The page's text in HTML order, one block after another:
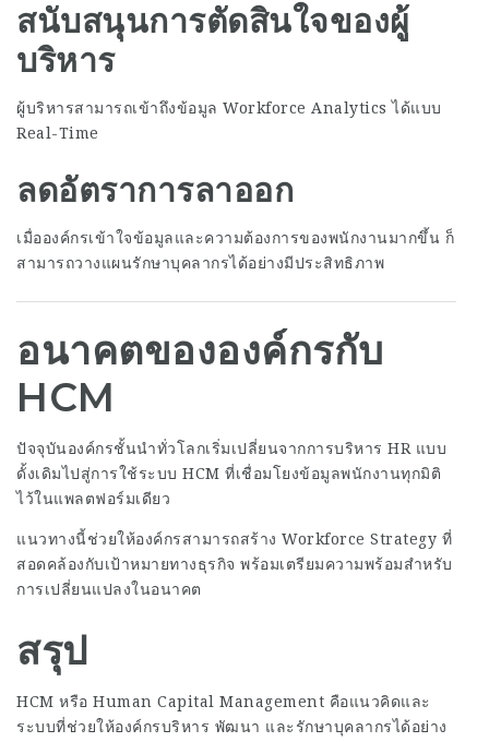
สนับสนุนการตัดสินใจของผู้
บริหาร
ผู้บริหารสามารถเข้าถึงข้อมูล Workforce Analytics ได้แบบ
Real-Time
ลดอัตราการลาออก
เมื่อองค์กรเข้าใจข้อมูลและความต้องการของพนักงานมากขึ้น ก็
สามารถวางแผนรักษาบุคลากรได้อย่างมีประสิทธิภาพ
อนาคตขององค์กรกับ
HCM
ปัจจุบันองค์กรชั้นนำทั่วโลกเริ่มเปลี่ยนจากการบริหาร HR แบบ
ดั้งเดิมไปสู่การใช้ระบบ HCM ที่เชื่อมโยงข้อมูลพนักงานทุกมิติ
ไว้ในแพลตฟอร์มเดียว
แนวทางนี้ช่วยให้องค์กรสามารถสร้าง Workforce Strategy ที่
สอดคล้องกับเป้าหมายทางธุรกิจ พร้อมเตรียมความพร้อมสำหรับ
การเปลี่ยนแปลงในอนาคต
สรุป
HCM หรือ Human Capital Management คือแนวคิดและ
ระบบที่ช่วยให้องค์กรบริหาร พัฒนา และรักษาบุคลากรได้อย่าง